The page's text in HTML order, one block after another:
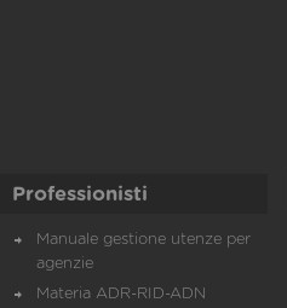
Professionisti
Manuale gestione utenze per
agenzie
Materia ADR-RID-ADN